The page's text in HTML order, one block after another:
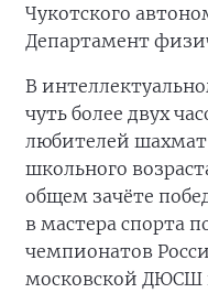
Чукотского
Департамент
В
чуть более двух
любителей
школьного
общем зачёте
в мастера спорта
чемпионатов
московской